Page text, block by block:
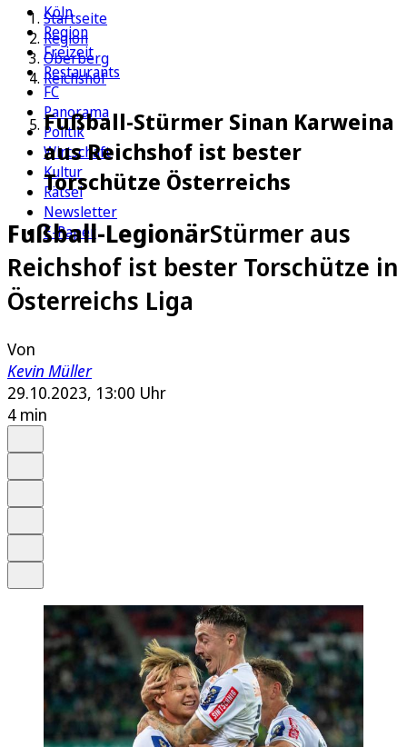
Köln
Region
Freizeit
Restaurants
FC
Panorama
Politik
Wirtschaft
Kultur
Rätsel
Newsletter
E-Paper
Startseite
Region
Oberberg
Reichshof
Fußball-Stürmer Sinan Karweina
aus Reichshof ist bester
Torschütze Österreichs
Fußball-LegionärStürmer aus
Reichshof ist bester Torschütze in
Österreichs Liga
Von
Kevin Müller
29.10.2023, 13:00 Uhr
4 min